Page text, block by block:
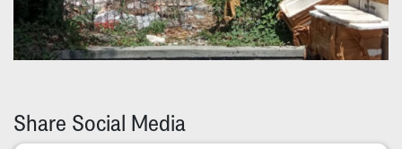
Share Social Media